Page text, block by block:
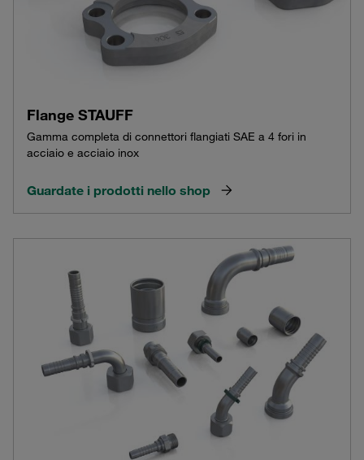
Flange STAUFF
Gamma completa di connettori flangiati SAE a 4 fori in
acciaio e acciaio inox
Guardate i prodotti nello shop